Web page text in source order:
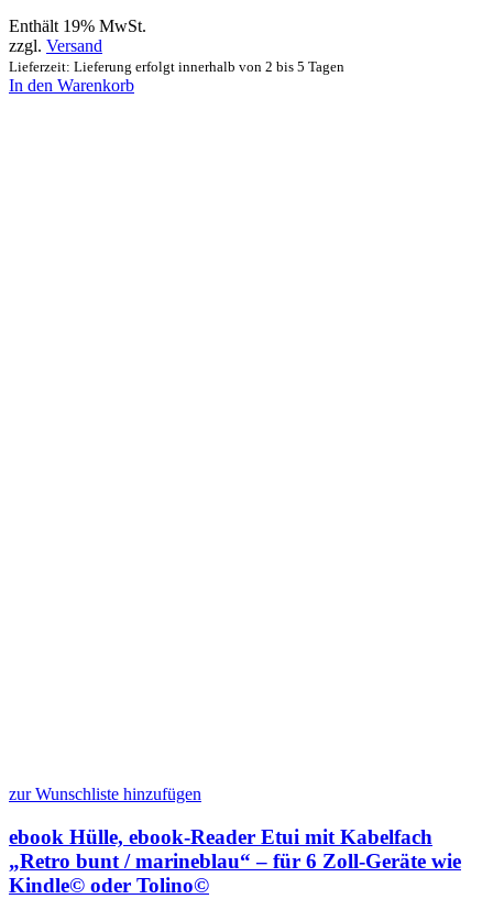
Enthält 19% MwSt.
zzgl. Versand
Lieferzeit: Lieferung erfolgt innerhalb von 2 bis 5 Tagen
In den Warenkorb
zur Wunschliste hinzufügen
ebook Hülle, ebook-Reader Etui mit Kabelfach
„Retro bunt / marineblau“ – für 6 Zoll-Geräte wie
Kindle© oder Tolino©